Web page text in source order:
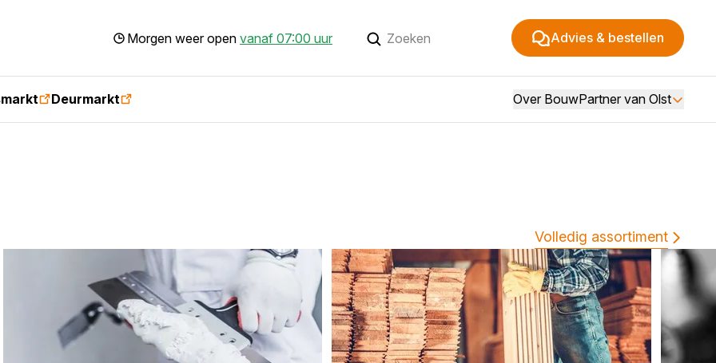
Morgen weer open vanaf 07:00 uur Advies & bestellen
Deurmarkt Over BouwPartner van Olst
Volledig assortiment